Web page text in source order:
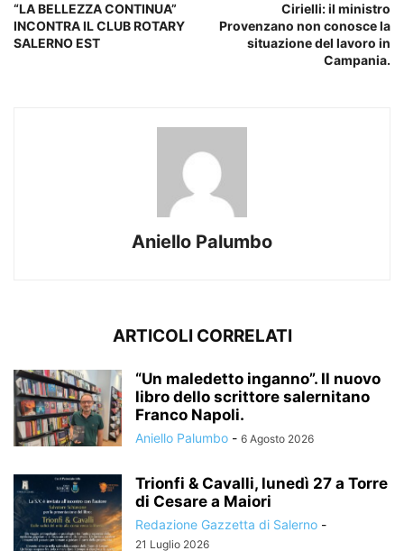
“LA BELLEZZA CONTINUA”
INCONTRA IL CLUB ROTARY
SALERNO EST
Cirielli: il ministro
Provenzano non conosce la
situazione del lavoro in
Campania.
Aniello Palumbo
ARTICOLI CORRELATI
“Un maledetto inganno”. Il nuovo
libro dello scrittore salernitano
Franco Napoli.
Aniello Palumbo - 6 Agosto 2026
Trionfi & Cavalli, lunedì 27 a Torre
di Cesare a Maiori
Redazione Gazzetta di Salerno -
21 Luglio 2026